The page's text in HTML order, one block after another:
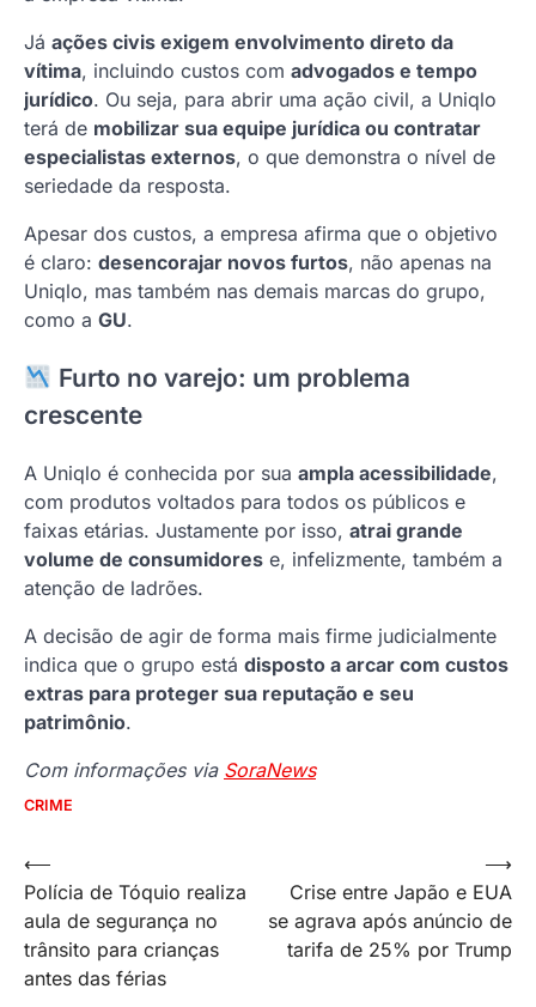
Já ações civis exigem envolvimento direto da
vítima, incluindo custos com advogados e tempo
jurídico. Ou seja, para abrir uma ação civil, a Uniqlo
terá de mobilizar sua equipe jurídica ou contratar
especialistas externos, o que demonstra o nível de
seriedade da resposta.
Apesar dos custos, a empresa afirma que o objetivo
é claro: desencorajar novos furtos, não apenas na
Uniqlo, mas também nas demais marcas do grupo,
como a GU.
Furto no varejo: um problema
crescente
A Uniqlo é conhecida por sua ampla acessibilidade,
com produtos voltados para todos os públicos e
faixas etárias. Justamente por isso, atrai grande
volume de consumidores e, infelizmente, também a
atenção de ladrões.
A decisão de agir de forma mais firme judicialmente
indica que o grupo está disposto a arcar com custos
extras para proteger sua reputação e seu
patrimônio.
Com informações via SoraNews
CRIME
Navegação
de
Post
⟵
Polícia de Tóquio realiza
aula de segurança no
trânsito para crianças
antes das férias
Crise entre Japão e EUA
se agrava após anúncio de
tarifa de 25% por Trump
⟶